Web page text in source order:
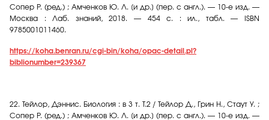
Сопер Р. (ред.) ; Амченков Ю. Л. [и др.] (пер. с англ.). — 10-е изд. —
Москва : Лаб. знаний,2018. — 454 с. : ил., табл. — ISBN
9785001011460.
https://koha.benran.ru/cgi-bin/koha/opac-detail.pl?
biblionumber=239367
22. Тейлор, Дэннис. Биология : в 3 т. Т.2 / Тейлор Д., Грин Н., Стаут У. ;
Сопер Р. (ред.) ; Амченков Ю. Л. [и др.] (пер. с англ.). — 10-е изд. —